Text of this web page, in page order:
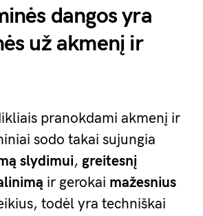
dangos yra
už akmenį ir
pranokdami akmenį ir
sodo takai sujungia
slydimui, greitesnį
ir gerokai mažesnius
todėl yra techniškai